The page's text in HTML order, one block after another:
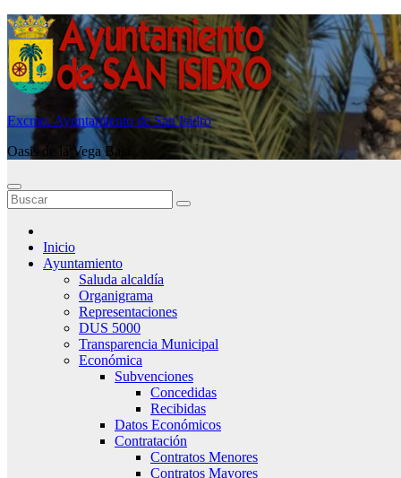
Saltar
al
contenido
Excmo. Ayuntamiento de San Isidro
Oasis de la Vega Baja
Inicio
Ayuntamiento
Saluda alcaldía
Organigrama
Representaciones
DUS 5000
Transparencia Municipal
Económica
Subvenciones
Concedidas
Recibidas
Datos Económicos
Contratación
Contratos Menores
Contratos Mayores